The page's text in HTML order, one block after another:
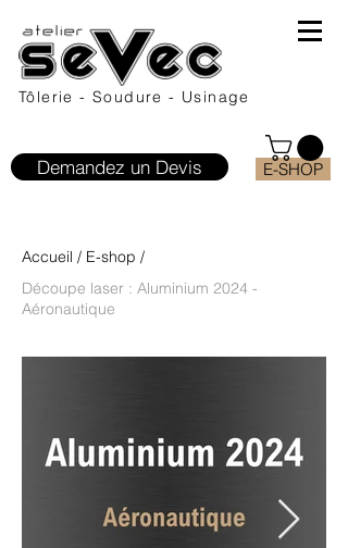
Tôlerie - Soudure - Usinage
E-SHOP
Demandez un Devis
Accueil / E-shop /
Découpe laser : Aluminium 2024 -
Aéronautique